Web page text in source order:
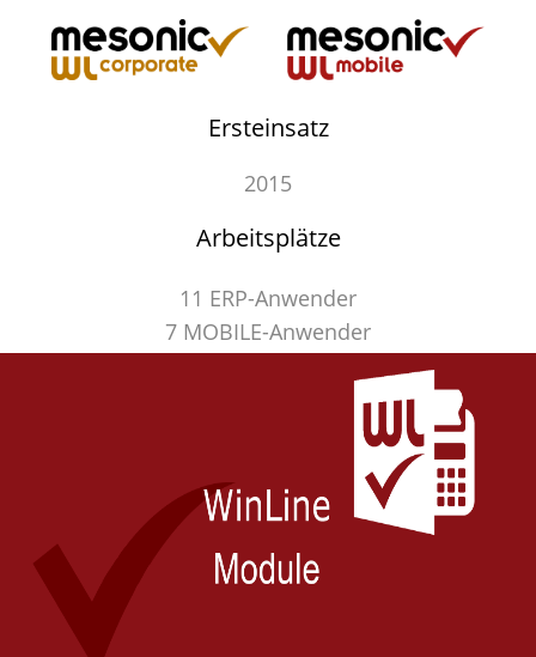
Ersteinsatz
2015
Arbeitsplätze
11 ERP-Anwender
7 MOBILE-Anwender